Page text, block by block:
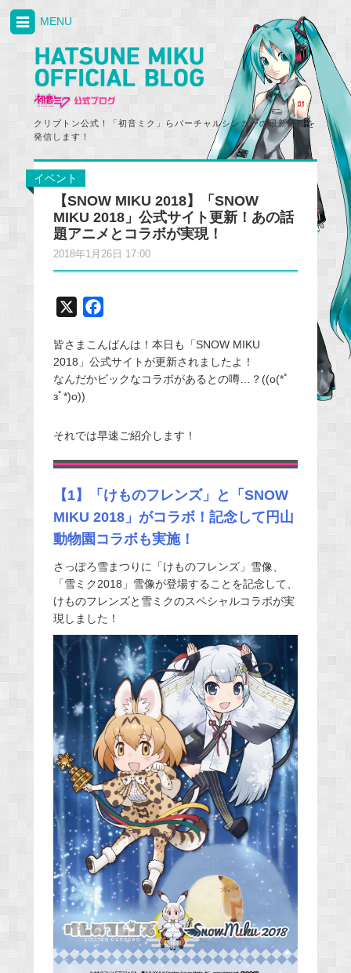
クリプトン公式！「初音ミク」らバーチャルシンガーの最新情報を
発信します！
MENU
イベント
【SNOW MIKU 2018】「SNOW
MIKU 2018」公式サイト更新！あの話
題アニメとコラボが実現！
2018年1月26日 17:00
c
e
b
o
皆さまこんばんは！本日も「SNOW MIKU
2018」公式サイトが更新されましたよ！
なんだかビックなコラボがあるとの噂…？((o(*ﾟ
зﾟ*)o))
それでは早速ご紹介します！
【1】「けものフレンズ」と「SNOW
MIKU 2018」がコラボ！記念して円山
動物園コラボも実施！
さっぽろ雪まつりに「けものフレンズ」雪像、
「雪ミク2018」雪像が登場することを記念して、
けものフレンズと雪ミクのスペシャルコラボが実
現しました！